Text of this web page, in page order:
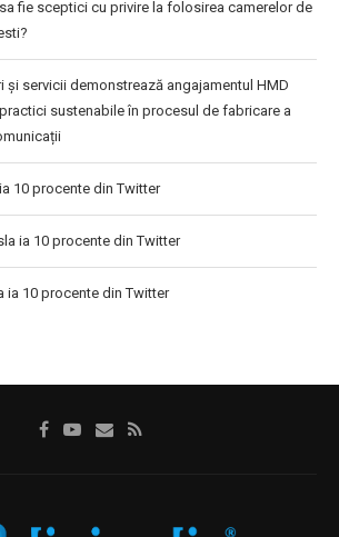
fie sceptici cu privire la folosirea camerelor de
și servicii demonstrează angajamentul HMD
sustenabile în procesul de fabricare a
10 procente din Twitter
ia 10 procente din Twitter
ia 10 procente din Twitter